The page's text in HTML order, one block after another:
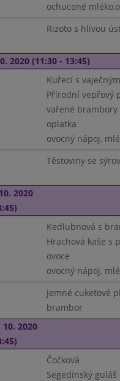
ochucené
Rizoto s hlívou
2020 (11:30 - 13:45)
Kuřecí s
Přírodní vepřový
vařené brambory
oplatka
ovocný nápoj,
Těstoviny se
2020
Kedlubnová s
Hrachová kaše s
ovoce
ovocný nápoj,
Jemné cuketové
brambor
2020
Čočková
Segedínský guláš